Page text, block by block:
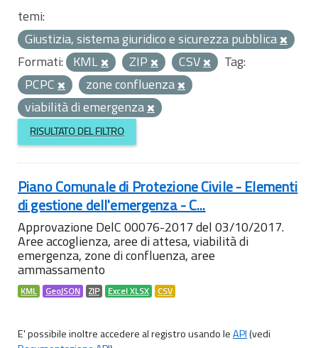
temi:
Giustizia, sistema giuridico e sicurezza pubblica
Formati: KML ZIP CSV
Tag:
PCPC
zone confluenza
viabilità di emergenza
RISULTATO DEL FILTRO
Piano Comunale di Protezione Civile - Elementi
di gestione dell'emergenza - C...
Approvazione DelC 00076-2017 del 03/10/2017.
Aree accoglienza, aree di attesa, viabilità di
emergenza, zone di confluenza, aree
ammassamento
KML GeoJSON ZIP Excel XLSX CSV
E' possibile inoltre accedere al registro usando leAPI(vedi